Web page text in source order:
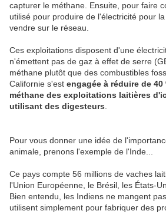
capturer le méthane. Ensuite, pour faire
utilisé pour produire de l'électricité pour
vendre sur le réseau.
Ces exploitations disposent d'une
n'émettent pas de gaz à effet de serre
méthane plutôt que des combustibles
Californie s'est engagée à réduire de
méthane des exploitations laitières
utilisant des digesteurs.
Pour vous donner une idée de
animale, prenons l'exemple de l'Inde...
Ce pays compte 56 millions de vaches
l'Union Européenne, le Brésil, les États-
Bien entendu, les Indiens ne mangent
utilisent simplement pour fabriquer des